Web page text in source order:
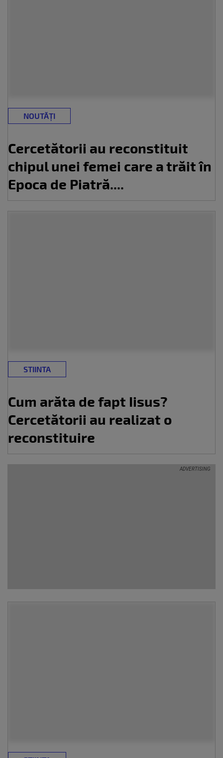
NOUTĂȚI
Cercetătorii au reconstituit
chipul unei femei care a trăit în
Epoca de Piatră....
STIINTA
Cum arăta de fapt Iisus?
Cercetătorii au realizat o
reconstituire